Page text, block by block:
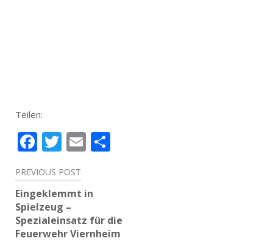
Teilen:
Facebook
Twitter
Email
Beitragsnavigation
PREVIOUS POST
Eingeklemmt in
Spielzeug –
Spezialeinsatz für die
Feuerwehr Viernheim